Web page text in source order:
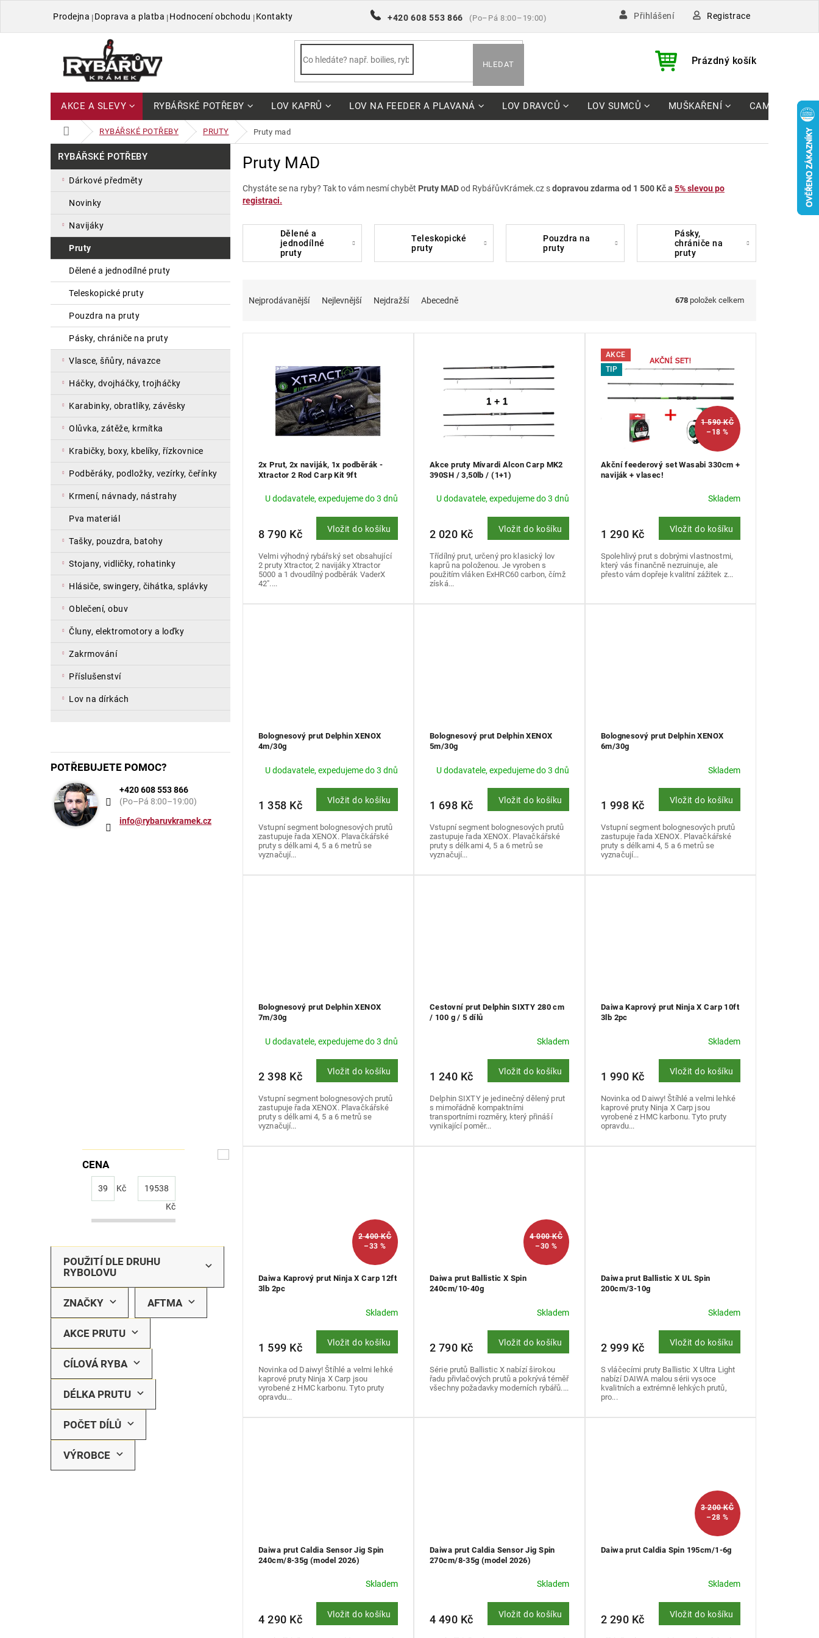
+420 608 553 866 (Po–Pá 8:00–19:00)
Prodejna Doprava a platba Hodnocení obchodu Kontakty Přihlášení Registrace
HLEDAT
NÁKUPNÍ
Prázdný košík
AKCE A SLEVY RYBÁŘSKÉ POTŘEBY LOV KAPRŮ LOV NA FEEDER A PLAVANÁ LOV DRAVCŮ LOV SUMCŮ MUŠKAŘENÍ CAMPING
DOMŮ RYBÁŘSKÉ POTŘEBY PRUTY pruty mad
í
a
l
kategorie
RYBÁŘSKÉ POTŘEBY
dárkové předměty
novinky
navijáky
pruty
dělené a jednodílné pruty
teleskopické pruty
pouzdra na pruty
pásky, chrániče na pruty
vlasce, šňůry, návazce
háčky, dvojháčky, trojháčky
karabinky, obratlíky, závěsky
olůvka, zátěže, krmítka
krabičky, boxy, kbelíky, řízkovnice
podběráky, podložky, vezírky, čeřínky
krmení, návnady, nástrahy
pva materiál
tašky, pouzdra, batohy
stojany, vidličky, rohatinky
hlásiče, swingery, čihátka, splávky
oblečení, obuv
čluny, elektromotory a loďky
zakrmování
příslušenství
lov na dírkách
POTŘEBUJETE POMOC?
+420 608 553 866
(Po–Pá 8:00–19:00)
info@rybaruvkramek.cz
CENA
39 Kč
19538
Kč
ZNAČKY AFTMA
AKCE PRUTU
CÍLOVÁ RYBA
DÉLKA PRUTU
POČET DÍLŮ
POUŽITÍ DLE DRUHU
RYBOLOVU
VÝROBCE
Pruty MAD
Chystáte se na ryby? Tak to vám nesmí chybět Pruty MADod RybářůvKrámek.cz sdopravou zdarma od 1 500 Kč a 5% slevou po
registraci.
dělené a
jednodílné
pruty
teleskopické
pruty
pouzdra na
pruty
pásky,
chrániče na
pruty
Nejprodávanější Nejlevnější Nejdražší Abecedně 678 položek celkem
2x Prut, 2x naviják, 1x podběrák -
Xtractor 2 Rod Carp Kit 9ft
U dodavatele, expedujeme do 3 dnů
8 790 Kč Vložit do košíku
Velmi výhodný rybářský set obsahující
2 pruty Xtractor, 2 navijáky Xtractor
5000 a 1 dvoudílný podběrák VaderX
42"....
Akce pruty Mivardi Alcon Carp MK2
390SH / 3,50lb / (1+1)
U dodavatele, expedujeme do 3 dnů
2 020 Kč Vložit do košíku
Třídílný prut, určený pro klasický lov
kaprů na položenou. Je vyroben s
použitím vláken ExHRC60 carbon, čímž
získá...
AKCE
TIP
1 590 KČ
–18 %
Akční feederový set Wasabi 330cm +
naviják + vlasec!
Skladem
1 290 Kč Vložit do košíku
Spolehlivý prut s dobrými vlastnostmi,
který vás finančně nezruinuje, ale
přesto vám dopřeje kvalitní zážitek z...
Bolognesový prut Delphin XENOX
4m/30g
U dodavatele, expedujeme do 3 dnů
1 358 Kč Vložit do košíku
Vstupní segment bolognesových prutů
zastupuje řada XENOX. Plavačkářské
pruty s délkami 4, 5 a 6 metrů se
vyznačují...
Bolognesový prut Delphin XENOX
5m/30g
U dodavatele, expedujeme do 3 dnů
1 698 Kč Vložit do košíku
Vstupní segment bolognesových prutů
zastupuje řada XENOX. Plavačkářské
pruty s délkami 4, 5 a 6 metrů se
vyznačují...
Bolognesový prut Delphin XENOX
6m/30g
Skladem
1 998 Kč Vložit do košíku
Vstupní segment bolognesových prutů
zastupuje řada XENOX. Plavačkářské
pruty s délkami 4, 5 a 6 metrů se
vyznačují...
Bolognesový prut Delphin XENOX
7m/30g
U dodavatele, expedujeme do 3 dnů
2 398 Kč Vložit do košíku
Vstupní segment bolognesových prutů
zastupuje řada XENOX. Plavačkářské
pruty s délkami 4, 5 a 6 metrů se
vyznačují...
Cestovní prut Delphin SIXTY 280 cm
/ 100 g / 5 dílů
Skladem
1 240 Kč Vložit do košíku
Delphin SIXTY je jedinečný dělený prut
s mimořádně kompaktními
transportními rozměry, který přináší
vynikající poměr...
Daiwa Kaprový prut Ninja X Carp 10ft
3lb 2pc
Skladem
1 990 Kč Vložit do košíku
Novinka od Daiwy! Štíhlé a velmi lehké
kaprové pruty Ninja X Carp jsou
vyrobené z HMC karbonu. Tyto pruty
opravdu...
2 400 KČ
–33 %
Daiwa Kaprový prut Ninja X Carp 12ft
3lb 2pc
Skladem
1 599 Kč Vložit do košíku
Novinka od Daiwy! Štíhlé a velmi lehké
kaprové pruty Ninja X Carp jsou
vyrobené z HMC karbonu. Tyto pruty
opravdu...
4 000 KČ
–30 %
Daiwa prut Ballistic X Spin
240cm/10-40g
Skladem
2 790 Kč Vložit do košíku
Série prutů Ballistic X nabízí širokou
řadu přivlačových prutů a pokrývá téměř
všechny požadavky moderních rybářů....
Daiwa prut Ballistic X UL Spin
200cm/3-10g
Skladem
2 999 Kč Vložit do košíku
S vláčecími pruty Ballistic X Ultra Light
nabízí DAIWA malou sérii vysoce
kvalitních a extrémně lehkých prutů,
pro...
Daiwa prut Caldia Sensor Jig Spin
240cm/8-35g (model 2026)
Skladem
4 290 Kč Vložit do košíku
Daiwa prut Caldia Sensor Jig Spin
270cm/8-35g (model 2026)
Skladem
4 490 Kč Vložit do košíku
3 200 KČ
–28 %
Daiwa prut Caldia Spin 195cm/1-6g
Skladem
2 290 Kč Vložit do košíku